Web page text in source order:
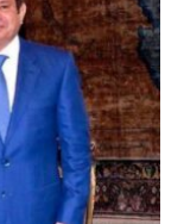
مغلقة